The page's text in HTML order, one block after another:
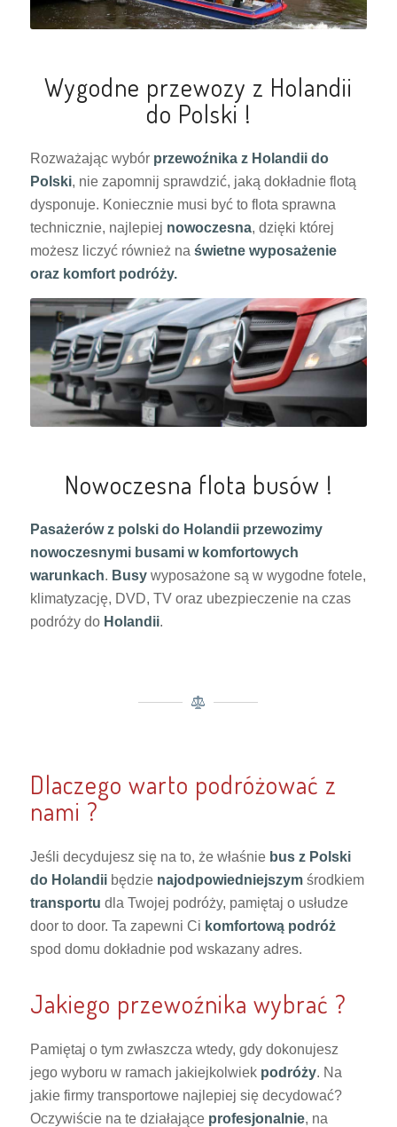
Wygodne przewozy z Holandii
do Polski !
Rozważając wybór przewoźnika z Holandii do
Polski, nie zapomnij sprawdzić, jaką dokładnie flotą
dysponuje. Koniecznie musi być to flota sprawna
technicznie, najlepiej nowoczesna, dzięki której
możesz liczyć również na świetne wyposażenie
oraz komfort podróży.
Nowoczesna flota busów !
Pasażerów z polski do Holandii przewozimy
nowoczesnymi busami w komfortowych
warunkach. Busywyposażone są w wygodne fotele,
klimatyzację, DVD, TV oraz ubezpieczenie na czas
podróży do Holandii.
Dlaczego warto podróżować z
nami ?
Jeśli decydujesz się na to, że właśnie bus z Polski
do Holandiibędzie najodpowiedniejszymśrodkiem
transportu dla Twojej podróży, pamiętaj o usłudze
door to door. Ta zapewni Ci komfortową podróż
spod domu dokładnie pod wskazany adres.
Jakiego przewoźnika wybrać ?
Pamiętaj o tym zwłaszcza wtedy, gdy dokonujesz
jego wyboru w ramach jakiejkolwiek podróży. Na
jakie firmy transportowe najlepiej się decydować?
Oczywiście na te działające profesjonalnie, na